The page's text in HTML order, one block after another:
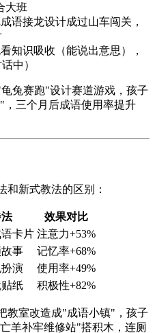
大班
语接龙设计成过山车闯关，
知识吸收（能说出意思），
中）
兔赛跑"设计赛道游戏，孩子
，三个月后成语使用率提升
和新式教法的区别：
效果对比
卡片 注意力+53%
事
记忆率+68%
演
使用率+49%
纸 积极性+82%
教室改造成"成语小镇"，孩子
羊补牢维修站"搭积木，连厕